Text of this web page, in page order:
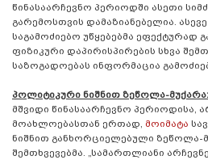
წინასაარჩევნო პერიოდში ასეთი
გარემოსთვის დამაზიანებელია.
საგამოძიებო უწყებებმა ეფექტურად
ფიზიკური დაპირისპირების სხვა
საზოგადოებას ინფორმაცია
პოლიტიკური ნიშნით ზეწოლა-მუქარა:
მშვიდი წინასაარჩევნო პერიოდისა,
მოახლოებასთან ერთად, მოიმატა
ნიშნით განხორციელებული ზეწოლა-
შემთხვევებმა. „სამართლიანი